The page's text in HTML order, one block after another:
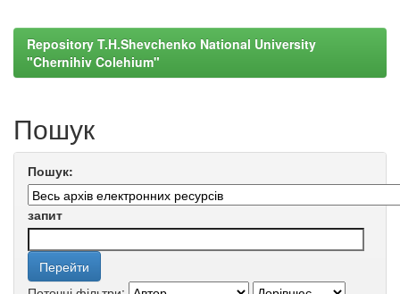
Repository T.H.Shevchenko National University
"Chernihiv Colehium"
Пошук
Пошук:
запит